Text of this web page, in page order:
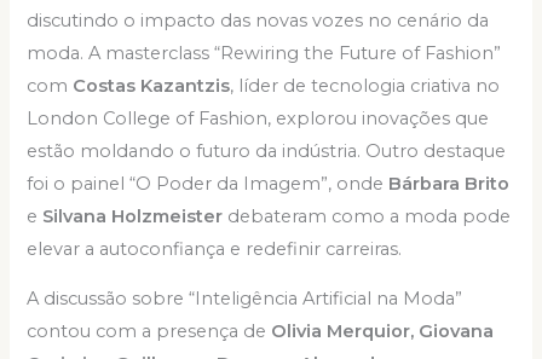
discutindo o impacto das novas vozes no cenário da
moda. A masterclass “Rewiring the Future of Fashion”
com Costas Kazantzis, líder de tecnologia criativa no
London College of Fashion, explorou inovações que
estão moldando o futuro da indústria. Outro destaque
foi o painel “O Poder da Imagem”, onde Bárbara Brito
e Silvana Holzmeister debateram como a moda pode
elevar a autoconfiança e redefinir carreiras.
A discussão sobre “Inteligência Artificial na Moda”
contou com a presença de Olivia Merquior, Giovana